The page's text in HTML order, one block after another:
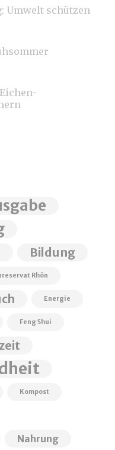
Umwelt schützen
Bildung
Rhön
Energie
Feng Shui
Kompost
Nahrung